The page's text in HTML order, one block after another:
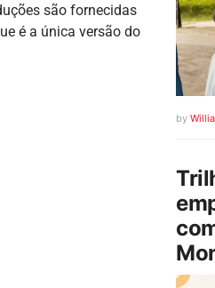
são fornecidas
é a única versão do
by